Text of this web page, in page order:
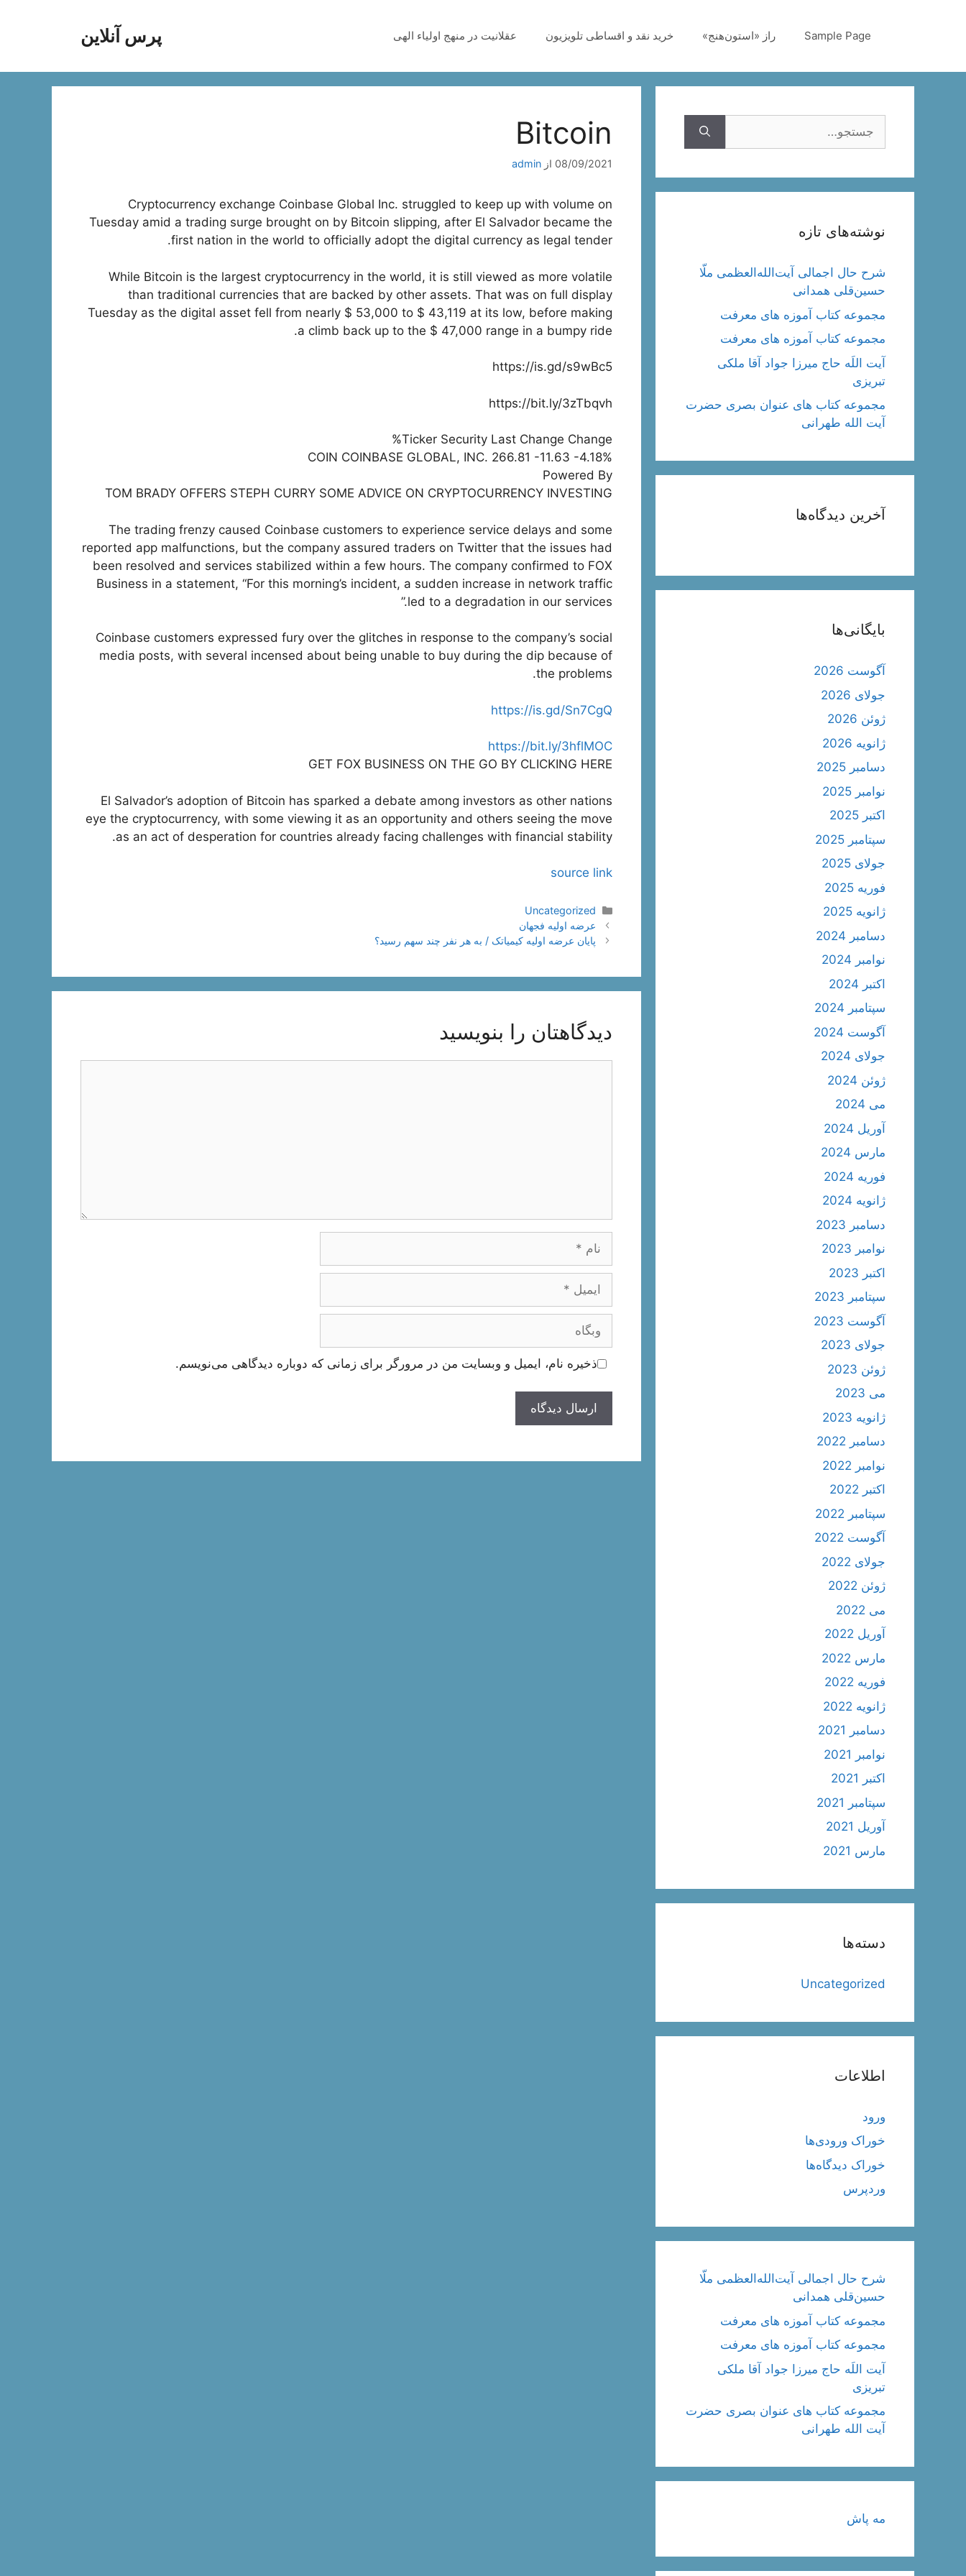
پرس آنلاین Sample Page راز «استون‌هنج» خرید نقد و اقساطی تلویزیون عقلانیت در منهج اولیاء الهی
Bitcoin
08/09/2021 از admin
Cryptocurrency exchange Coinbase Global Inc. struggled to keep up with volume on
Tuesday amid a trading surge brought on by Bitcoin slipping, after El Salvador became the
first nation in the world to officially adopt the digital currency as legal tender.
While Bitcoin is the largest cryptocurrency in the world, it is still viewed as more volatile
than traditional currencies that are backed by other assets. That was on full display
Tuesday as the digital asset fell from nearly $ 53,000 to $ 43,119 at its low, before making
a climb back up to the $ 47,000 range in a bumpy ride.
https://is.gd/s9wBc5
https://bit.ly/3zTbqvh
Ticker Security Last Change Change%
COIN COINBASE GLOBAL, INC. 266.81 -11.63 -4.18%
Powered By
TOM BRADY OFFERS STEPH CURRY SOME ADVICE ON CRYPTOCURRENCY INVESTING
The trading frenzy caused Coinbase customers to experience service delays and some
reported app malfunctions, but the company assured traders on Twitter that the issues had
been resolved and services stabilized within a few hours. The company confirmed to FOX
Business in a statement, “For this morning’s incident, a sudden increase in network traffic
led to a degradation in our services.”
Coinbase customers expressed fury over the glitches in response to the company’s social
media posts, with several incensed about being unable to buy during the dip because of
the problems.
https://is.gd/Sn7CgQ
https://bit.ly/3hflMOC
GET FOX BUSINESS ON THE GO BY CLICKING HERE
El Salvador’s adoption of Bitcoin has sparked a debate among investors as other nations
eye the cryptocurrency, with some viewing it as an opportunity and others seeing the move
as an act of desperation for countries already facing challenges with financial stability.
source link
دسته‌ها
Uncategorized
ناوبری
نوشته‌ها
عرضه اولیه فجهان
پایان عرضه اولیه کیمیاتک / به هر نفر چند سهم رسید؟
دیدگاهتان را بنویسید
ایمیل
وبگاه
ذخیره نام، ایمیل و وبسایت من در مرورگر برای زمانی که دوباره دیدگاهی می‌نویسم.
نوشته‌های تازه
شرح حال اجمالی آیت‌الله‌العظمی ملّا
حسین‌قلی همدانی
مجموعه کتاب آموزه های معرفت
مجموعه کتاب آموزه های معرفت
آیت اللَه حاج میرزا جواد آقا ملکی
تبریزی
مجموعه کتاب های عنوان بصری حضرت
آیت الله طهرانی
آخرین دیدگاه‌ها
بایگانی‌ها
آگوست 2026
جولای 2026
ژوئن 2026
ژانویه 2026
دسامبر 2025
نوامبر 2025
اکتبر 2025
سپتامبر 2025
جولای 2025
فوریه 2025
ژانویه 2025
دسامبر 2024
نوامبر 2024
اکتبر 2024
سپتامبر 2024
آگوست 2024
جولای 2024
ژوئن 2024
می 2024
آوریل 2024
مارس 2024
فوریه 2024
ژانویه 2024
دسامبر 2023
نوامبر 2023
اکتبر 2023
سپتامبر 2023
آگوست 2023
جولای 2023
ژوئن 2023
می 2023
ژانویه 2023
دسامبر 2022
نوامبر 2022
اکتبر 2022
سپتامبر 2022
آگوست 2022
جولای 2022
ژوئن 2022
می 2022
آوریل 2022
مارس 2022
فوریه 2022
ژانویه 2022
دسامبر 2021
نوامبر 2021
اکتبر 2021
سپتامبر 2021
آوریل 2021
مارس 2021
دسته‌ها
Uncategorized
اطلاعات
ورود
خوراک ورودی‌ها
خوراک دیدگاه‌ها
وردپرس
شرح حال اجمالی آیت‌الله‌العظمی ملّا
حسین‌قلی همدانی
مجموعه کتاب آموزه های معرفت
مجموعه کتاب آموزه های معرفت
آیت اللَه حاج میرزا جواد آقا ملکی
تبریزی
مجموعه کتاب های عنوان بصری حضرت
آیت الله طهرانی
مه پاش